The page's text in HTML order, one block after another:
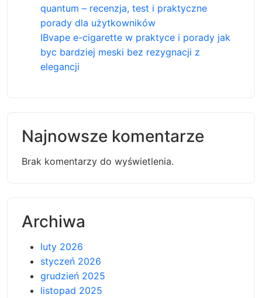
quantum – recenzja, test i praktyczne
porady dla użytkowników
IBvape e-cigarette w praktyce i porady jak
byc bardziej meski bez rezygnacji z
elegancji
Najnowsze komentarze
Brak komentarzy do wyświetlenia.
Archiwa
luty 2026
styczeń 2026
grudzień 2025
listopad 2025